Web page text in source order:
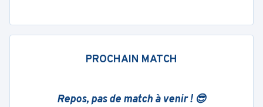
PROCHAIN MATCH
Repos, pas de match à venir ! 😎